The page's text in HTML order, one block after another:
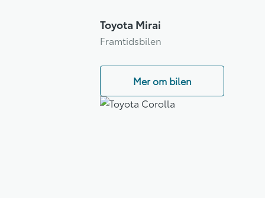
Toyota Mirai
Framtidsbilen
Mer om bilen